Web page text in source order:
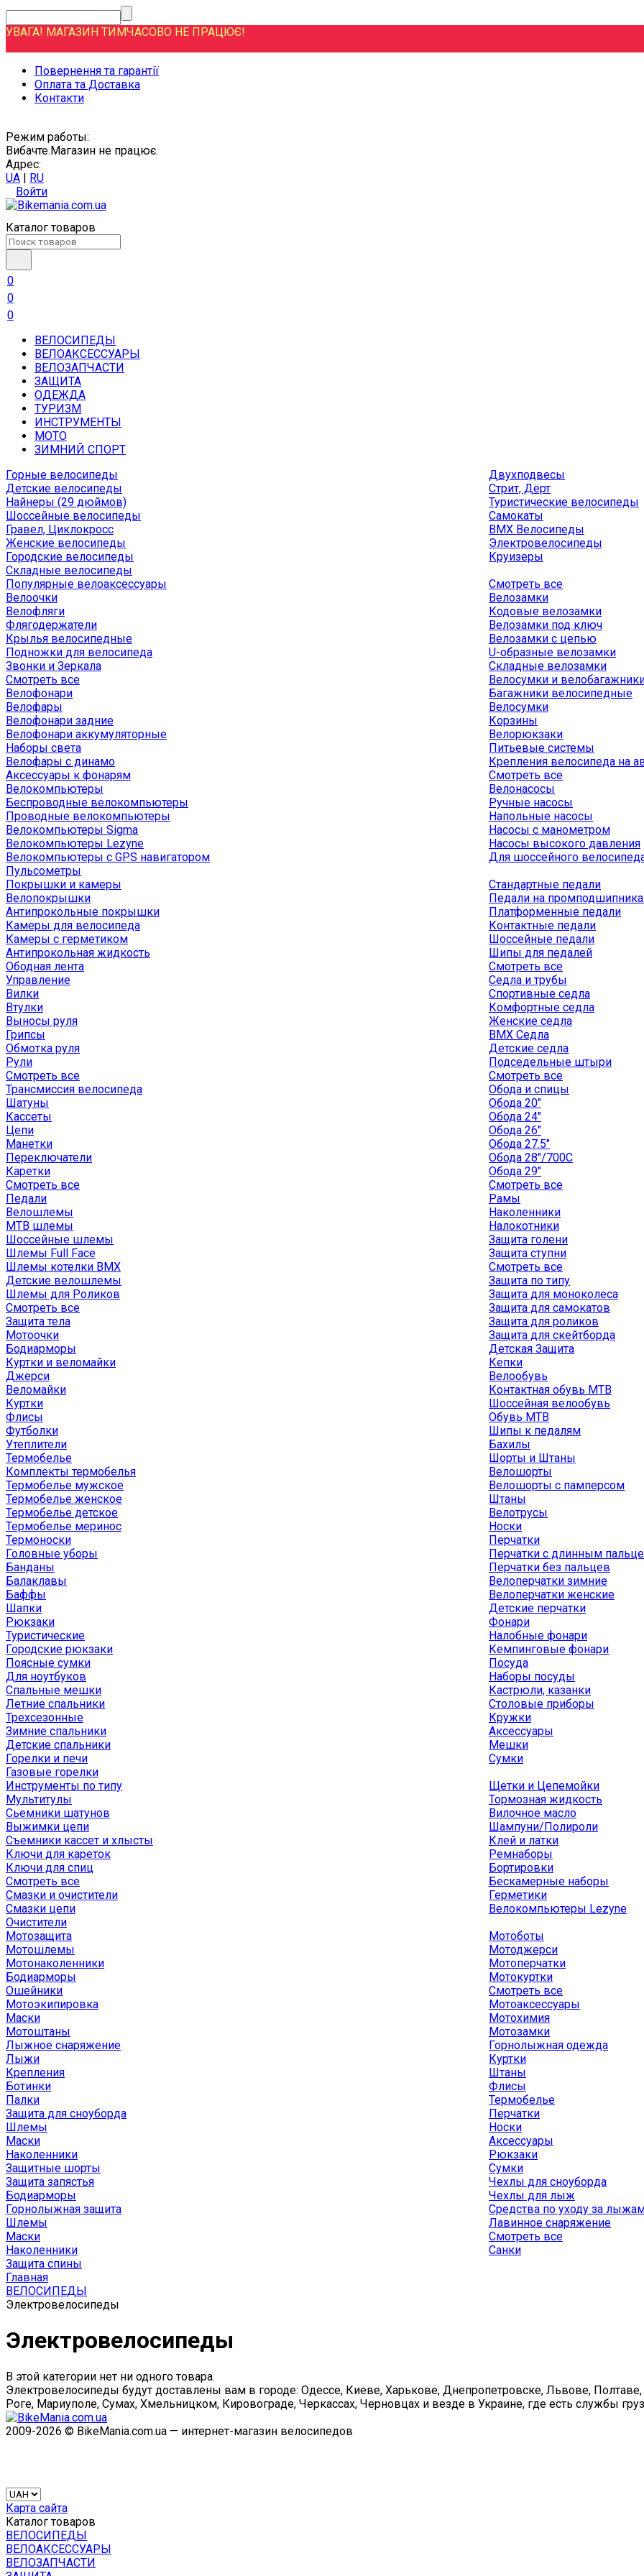
УВАГА! МАГАЗИН ТИМЧАСОВО НЕ ПРАЦЮЄ!
Повернення та гарантії
Оплата та Доставка
Контакти
Режим работы:
Вибачте.Магазин не працює.
Адрес:
UA | RU
Войти
Каталог товаров
0
0
0
ВЕЛОСИПЕДЫ
ВЕЛОАКСЕССУАРЫ
ВЕЛОЗАПЧАСТИ
ЗАЩИТА
ОДЕЖДА
ТУРИЗМ
ИНСТРУМЕНТЫ
МОТО
ЗИМНИЙ СПОРТ
Горные велосипеды
Детские велосипеды
Найнеры (29 дюймов)
Шоссейные велосипеды
Гравел, Циклокросс
Женские велосипеды
Городcкие велосипеды
Складные велосипеды
Двухподвесы
Стрит, Дёрт
Туристические велосипеды
Самокаты
BMX Велосипеды
Электровелосипеды
Круизеры
Популярные велоаксессуары
Велоочки
Велофляги
Флягодержатели
Крылья велосипедные
Подножки для велосипеда
Звонки и Зеркала
Смотреть все
Велофонари
Велофары
Велофонари задние
Велофонари аккумуляторные
Наборы света
Велофары с динамо
Аксессуары к фонарям
Велокомпьютеры
Беспроводные велокомпьютеры
Проводные велокомпьютеры
Велокомпьютеры Sigma
Велокомпьютеры Lezyne
Велокомпьютеры с GPS навигатором
Пульсометры
Смотреть все
Велозамки
Кодовые велозамки
Велозамки под ключ
Велозамки с цепью
U-образные велозамки
Складные велозамки
Велосумки и
Багажники велосипедные
Велосумки
Корзины
Велорюкзаки
Питьевые системы
Крепления велосипеда на
Смотреть все
Велонасосы
Ручные насосы
Напольные насосы
Насосы с манометром
Насосы высокого давления
Для шоссейного
Покрышки и камеры
Велопокрышки
Антипрокольные покрышки
Камеры для велосипеда
Камеры с герметиком
Антипрокольная жидкость
Ободная лента
Управление
Вилки
Втулки
Выносы руля
Грипсы
Обмотка руля
Рули
Смотреть все
Трансмиссия велосипеда
Шатуны
Кассеты
Цепи
Манетки
Переключатели
Каретки
Смотреть все
Педали
Стандартные педали
Педали на
Платформенные педали
Контактные педали
Шоссейные педали
Шипы для педалей
Смотреть все
Седла и трубы
Спортивные седла
Комфортные седла
Женские седла
BMX Седла
Детские седла
Подседельные штыри
Смотреть все
Обода и спицы
Обода 20"
Обода 24"
Обода 26"
Обода 27.5"
Обода 28"/700C
Обода 29"
Смотреть все
Рамы
Велошлемы
MTB шлемы
Шоссейные шлемы
Шлемы Full Face
Шлемы котелки BMX
Детские велошлемы
Шлемы для Роликов
Смотреть все
Защита тела
Мотоочки
Бодиарморы
Наколенники
Налокотники
Защита голени
Защита ступни
Смотреть все
Защита по типу
Защита для моноколеса
Защита для самокатов
Защита для роликов
Защита для скейтборда
Детская Защита
Куртки и веломайки
Джерси
Веломайки
Куртки
Флисы
Футболки
Утеплители
Термобелье
Комплекты термобелья
Термобелье мужское
Термобелье женское
Термобелье детское
Термобелье меринос
Термоноски
Головные уборы
Банданы
Балаклавы
Баффы
Шапки
Кепки
Велообувь
Контактная обувь MTB
Шоссейная велообувь
Обувь MTB
Шипы к педалям
Бахилы
Шорты и Штаны
Велошорты
Велошорты с памперсом
Штаны
Велотрусы
Носки
Перчатки
Перчатки с длинным
Перчатки без пальцев
Велоперчатки зимние
Велоперчатки женские
Детские перчатки
Рюкзаки
Туристические
Городские рюкзаки
Поясные сумки
Для ноутбуков
Спальные мешки
Летние спальники
Трехсезонные
Зимние спальники
Детские спальники
Горелки и печи
Газовые горелки
Фонари
Налобные фонари
Кемпинговые фонари
Посуда
Наборы посуды
Кастрюли, казанки
Столовые приборы
Кружки
Аксессуары
Мешки
Сумки
Инструменты по типу
Мультитулы
Сьемники шатунов
Выжимки цепи
Съемники кассет и хлысты
Ключи для кареток
Ключи для спиц
Смотреть все
Смазки и очистители
Смазки цепи
Очистители
Щетки и Цепемойки
Тормозная жидкость
Вилочное масло
Шампуни/Полироли
Клей и латки
Ремнаборы
Бортировки
Бескамерные наборы
Герметики
Велокомпьютеры Lezyne
Мотозащита
Мотошлемы
Мотонаколенники
Бодиарморы
Ошейники
Мотоэкипировка
Маски
Мотоштаны
Мотоботы
Мотоджерси
Мотоперчатки
Мотокуртки
Смотреть все
Мотоаксессуары
Мотохимия
Мотозамки
Лыжное снаряжение
Лыжи
Крепления
Ботинки
Палки
Защита для сноуборда
Шлемы
Маски
Наколенники
Защитные шорты
Защита запястья
Бодиарморы
Горнолыжная защита
Шлемы
Маски
Наколенники
Защита спины
Горнолыжная одежда
Куртки
Штаны
Флисы
Термобелье
Перчатки
Носки
Аксессуары
Рюкзаки
Сумки
Чехлы для сноуборда
Чехлы для лыж
Средства по уходу за
Лавинное снаряжение
Смотреть все
Санки
Главная
ВЕЛОСИПЕДЫ
Электровелосипеды
Электровелосипеды
В этой категории нет ни одного товара.
Электровелосипеды будут доставлены вам в городе: Одессе, Киеве, Харькове, Днепропетровске, Львове,
Роге, Мариуполе, Сумах, Хмельницком, Кировограде, Черкассах, Черновцах и везде в Украине, где есть службы
2009-2026 © BikeMania.com.ua — интернет-магазин велосипедов
Карта сайта
Каталог товаров
ВЕЛОСИПЕДЫ
ВЕЛОАКСЕССУАРЫ
ВЕЛОЗАПЧАСТИ